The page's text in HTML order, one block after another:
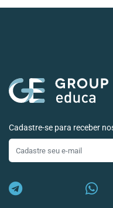
Cadastre-se para receber